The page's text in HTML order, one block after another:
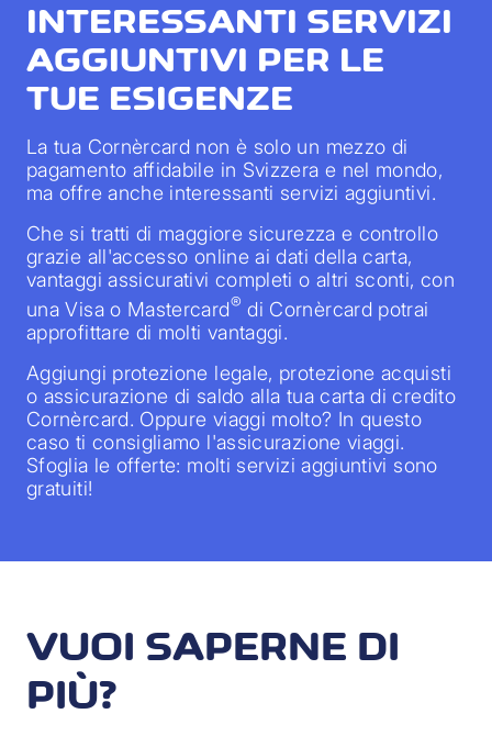
INTERESSANTI SERVIZI
AGGIUNTIVI PER LE
TUE ESIGENZE
La tua Cornèrcard non è solo un mezzo di
pagamento affidabile in Svizzera e nel mondo,
ma offre anche interessanti servizi aggiuntivi.
Che si tratti di maggiore sicurezza e controllo
grazie all'accesso online ai dati della carta,
vantaggi assicurativi completi o altri sconti, con
una Visa o Mastercard® di Cornèrcard potrai
approfittare di molti vantaggi.
Aggiungi protezione legale, protezione acquisti
o assicurazione di saldo alla tua carta di credito
Cornèrcard. Oppure viaggi molto? In questo
caso ti consigliamo l'assicurazione viaggi.
Sfoglia le offerte: molti servizi aggiuntivi sono
gratuiti!
VUOI SAPERNE DI
PIÙ?